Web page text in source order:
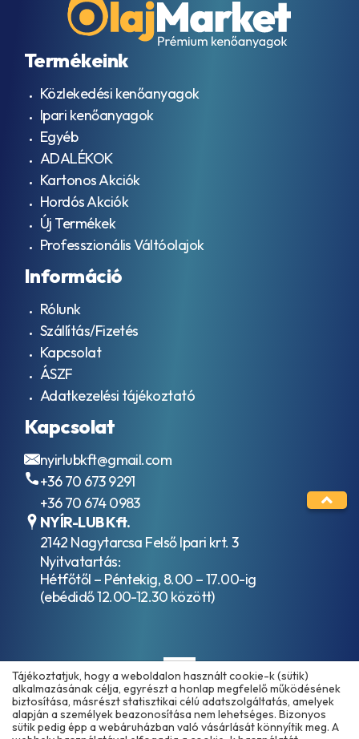
Termékeink
Közlekedési kenőanyagok
Ipari kenőanyagok
Egyéb
ADALÉKOK
Kartonos Akciók
Hordós Akciók
Új Termékek
Professzionális Váltóolajok
Információ
Rólunk
Szállítás/Fizetés
Kapcsolat
ÁSZF
Adatkezelési tájékoztató
Kapcsolat
nyirlubkft@gmail.com
+36 70 673 9291
+36 70 674 0983
NYÍR-LUB Kft.
2142 Nagytarcsa Felső Ipari krt. 3
Nyitvatartás:
Hétfőtől – Péntekig, 8.00 – 17.00-ig
(ebédidő 12.00-12.30 között)
Copyright © 2025 - 2026 www.olajmarket.hu
Tájékoztatjuk, hogy a weboldalon használt cookie-k (sütik)
alkalmazásának célja, egyrészt a honlap megfelelő működésének
biztosítása, másrészt statisztikai célú adatszolgáltatás, amelyek
alapján a személyek beazonosítása nem lehetséges. Bizonyos
sütik pedig épp a webáruházban való vásárlását könnyítik meg. A